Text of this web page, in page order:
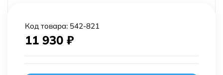
Код товара: 542-821
11 930 ₽